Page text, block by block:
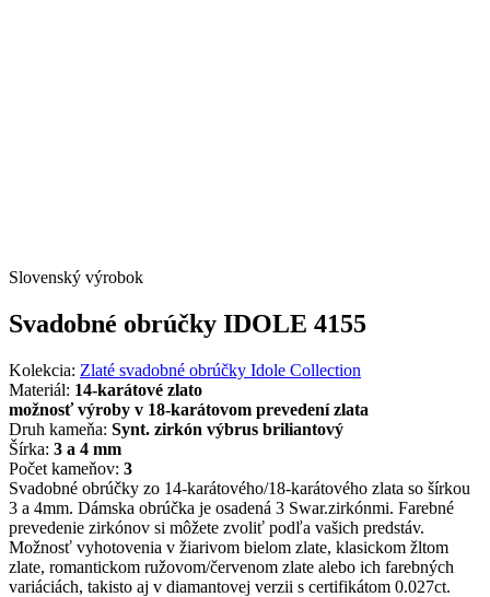
Slovenský výrobok
Svadobné obrúčky IDOLE 4155
Kolekcia: Zlaté svadobné obrúčky Idole Collection
Materiál: 14-karátové zlato
možnosť výroby v 18-karátovom prevedení zlata
Druh kameňa: Synt. zirkón výbrus briliantový
Šírka: 3 a 4 mm
Počet kameňov: 3
Svadobné obrúčky zo 14-karátového/18-karátového zlata so šírkou
3 a 4mm. Dámska obrúčka je osadená 3 Swar.zirkónmi. Farebné
prevedenie zirkónov si môžete zvoliť podľa vašich predstáv.
Možnosť vyhotovenia v žiarivom bielom zlate, klasickom žltom
zlate, romantickom ružovom/červenom zlate alebo ich farebných
variáciách, takisto aj v diamantovej verzii s certifikátom 0.027ct.